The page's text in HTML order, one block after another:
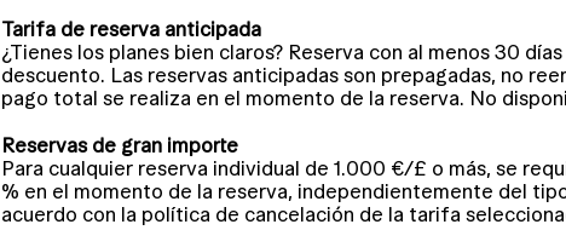
Tarifa de reserva anticipada
¿Tienes los planes bien claros? Reserva con al menos 30
descuento. Las reservas anticipadas son prepagadas, no
pago total se realiza en el momento de la reserva. No
Reservas de gran importe
Para cualquier reserva individual de 1.000 €/£ o más, se
% en el momento de la reserva, independientemente del
acuerdo con la política de cancelación de la tarifa